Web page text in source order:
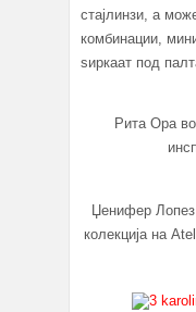
стајлинзи, а
комбинации,
ѕиркаат под
Рита Ора
Џенифер
колекција на